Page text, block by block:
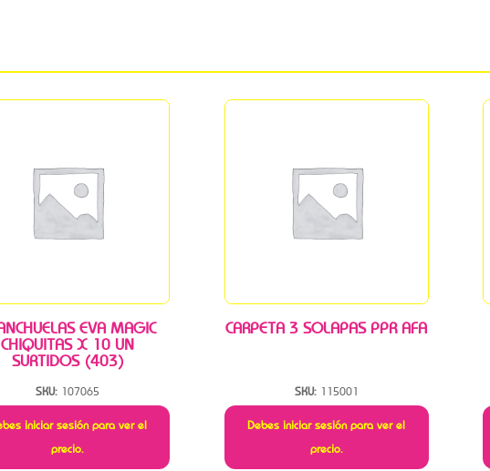
EVA MAGIC
CHIQUITAS X 10 UN
SURTIDOS (403)
SKU: 107065
iniciar sesión para ver el
precio.
CARPETA 3 SOLAPAS PPR AFA
SKU: 115001
Debes iniciar sesión para ver el
precio.